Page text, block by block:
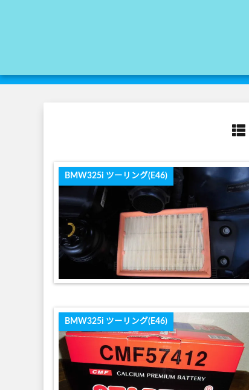
BMW325i ツーリング(E46)
BMW325i ツーリング(E46)